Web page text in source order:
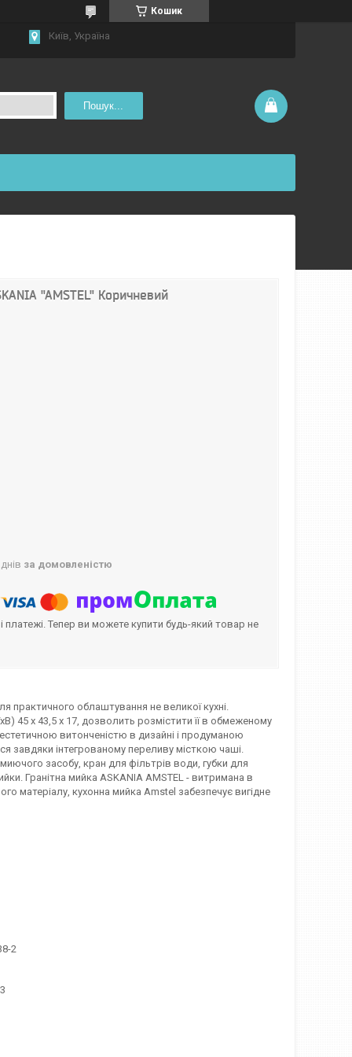
Кошик
Київ, Україна
Пошук...
"AMSTEL" Коричневий
за домовленістю
платежі. Тепер ви можете купити будь-який товар не
практичного облаштування не великої кухні.
45 х 43,5 х 17, дозволить розмістити її в обмеженому
витонченістю в дизайні і продуманою
завдяки інтегрованому переливу місткою чаші.
засобу, кран для фільтрів води, губки для
Гранітна мийка ASKANIA AMSTEL - витримана в
матеріалу, кухонна мийка Amstel забезпечує вигідне
2